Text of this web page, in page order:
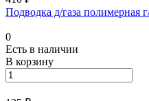
Подводка д/газа полимерная
0
Есть в наличии
В корзину